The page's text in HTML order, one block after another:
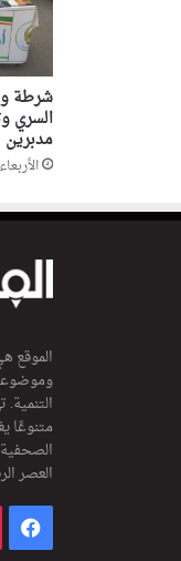
شرطة
مدبرين
الأربعاء, 29 يوليو
الموقع
وموضوعي
متنوعًا
العصر